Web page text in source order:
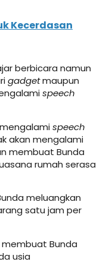
Kecerdasan
berbicara namun
gadgetmaupun
speech
speech
akan mengalami
membuat Bunda
rumah serasa
meluangkan
satu jam per
Bunda
usia